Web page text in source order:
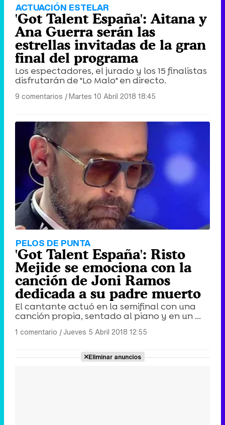
ACTUACIÓN ESTELAR
'Got Talent España': Aitana y
Ana Guerra serán las
estrellas invitadas de la gran
final del programa
Los espectadores, el jurado y los 15 finalistas
disfrutarán de "Lo Malo" en directo.
9 comentarios |Martes 10 Abril 2018 18:45
PELOS DE PUNTA
'Got Talent España': Risto
Mejide se emociona con la
canción de Joni Ramos
dedicada a su padre muerto
El cantante actuó en la semifinal con una
canción propia, sentado al piano y en un ...
1 comentario |Jueves 5 Abril 2018 12:55
Eliminar anuncios